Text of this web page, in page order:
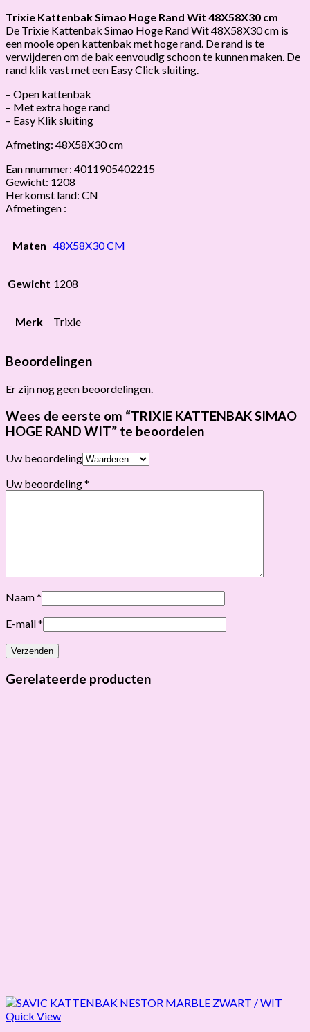
Trixie Kattenbak Simao Hoge Rand Wit 48X58X30 cm
De Trixie Kattenbak Simao Hoge Rand Wit 48X58X30 cm is
een mooie open kattenbak met hoge rand. De rand is te
verwijderen om de bak eenvoudig schoon te kunnen maken. De
rand klik vast met een Easy Click sluiting.
– Open kattenbak
– Met extra hoge rand
– Easy Klik sluiting
Afmeting: 48X58X30 cm
Ean nnummer: 4011905402215
Gewicht: 1208
Herkomst land: CN
Afmetingen :
Maten 48X58X30 CM
Gewicht 1208
Merk Trixie
Beoordelingen
Er zijn nog geen beoordelingen.
Wees de eerste om “TRIXIE KATTENBAK SIMAO
HOGE RAND WIT” te beoordelen
Uw beoordeling
Uw beoordeling*
Naam*
E-mail*
Gerelateerde producten
Quick View